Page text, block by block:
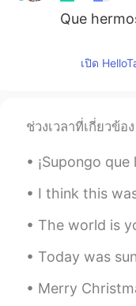
Que
EN
Malena
some day
Lucía
เปิด
ช่วงเวลาที่เกี่ยวข้อง
¡Supongo que lo bueno de que
I think this was the best picture
The world is your oyster. The
Today was sunny but a bit chilly.
Merry Christmas everyone. 🎄✨